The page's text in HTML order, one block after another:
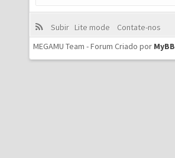
Subir Lite mode
Contate-nos
MEGAMU Team - Forum Criado por MyBB